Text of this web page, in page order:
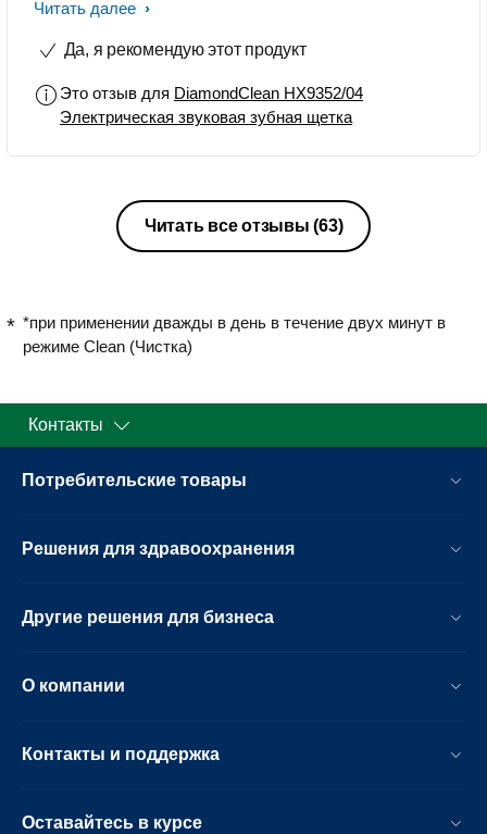
ощущение свежести и чистоты как
стоматологического кабинета. Уже
что зубы стали белее. Насадки очень
удобные, достают до самых
помощью которого могу не только
безопасно перевозить щетку, но и
заряжать ее с помощью USB-кабеля.
Читать далее
Да, я рекомендую этот продукт
Это отзыв для DiamondClean HX9352/04
Электрическая звуковая зубная щетка
Читать все отзывы(63)
*при применении дважды в день в течение двух минут в
режиме Clean (Чистка)
Контакты
Потребительские товары
Решения для здравоохранения
Другие решения для бизнеса
О компании
Контакты и поддержка
Оставайтесь в курсе